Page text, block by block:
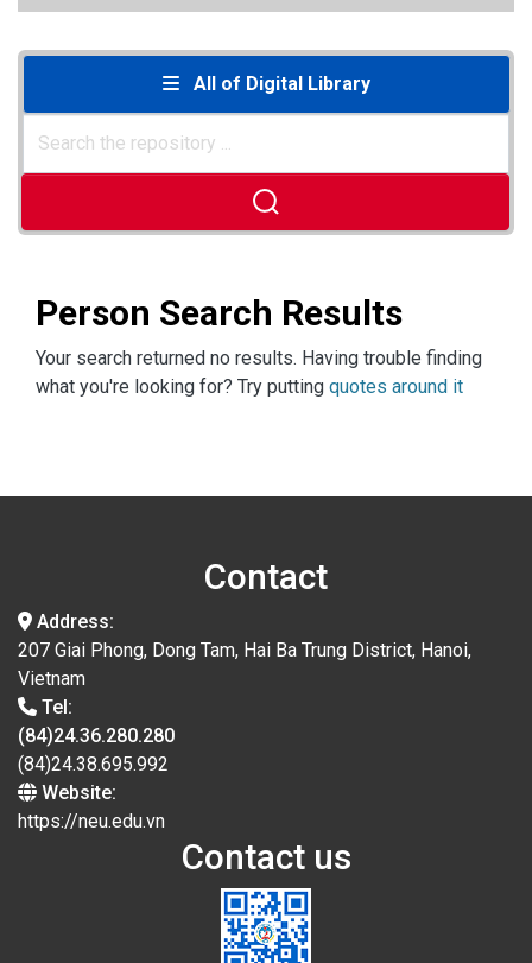
All of Digital Library
Person Search Results
Your search returned no results. Having trouble finding
what you're looking for? Try putting quotes around it
Contact
Address:
207 Giai Phong, Dong Tam, Hai Ba Trung District, Hanoi,
Vietnam
Tel:
(84)24.36.280.280
(84)24.38.695.992
Website:
https://neu.edu.vn
Contact us